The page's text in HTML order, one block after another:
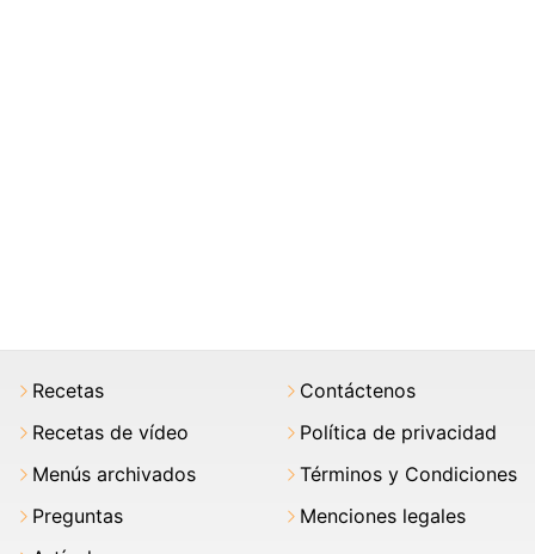
Recetas
Recetas de vídeo
Menús archivados
Preguntas
Contáctenos
Política de privacidad
Términos y Condiciones
Menciones legales